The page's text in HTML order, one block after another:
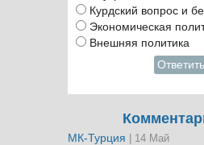
Курдский вопрос и
Экономическая
Внешняя политика
Ответить
МК-Турция | 14 Май